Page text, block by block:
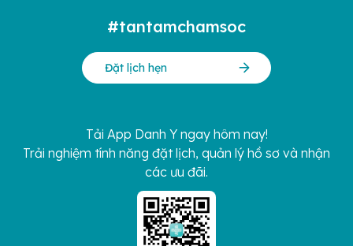
#tantamchamsoc
Đặt lịch hẹn
Tải App Danh Y ngay hôm nay!
Trải nghiệm tính năng đặt lịch, quản lý hồ sơ và nhận
các ưu đãi.